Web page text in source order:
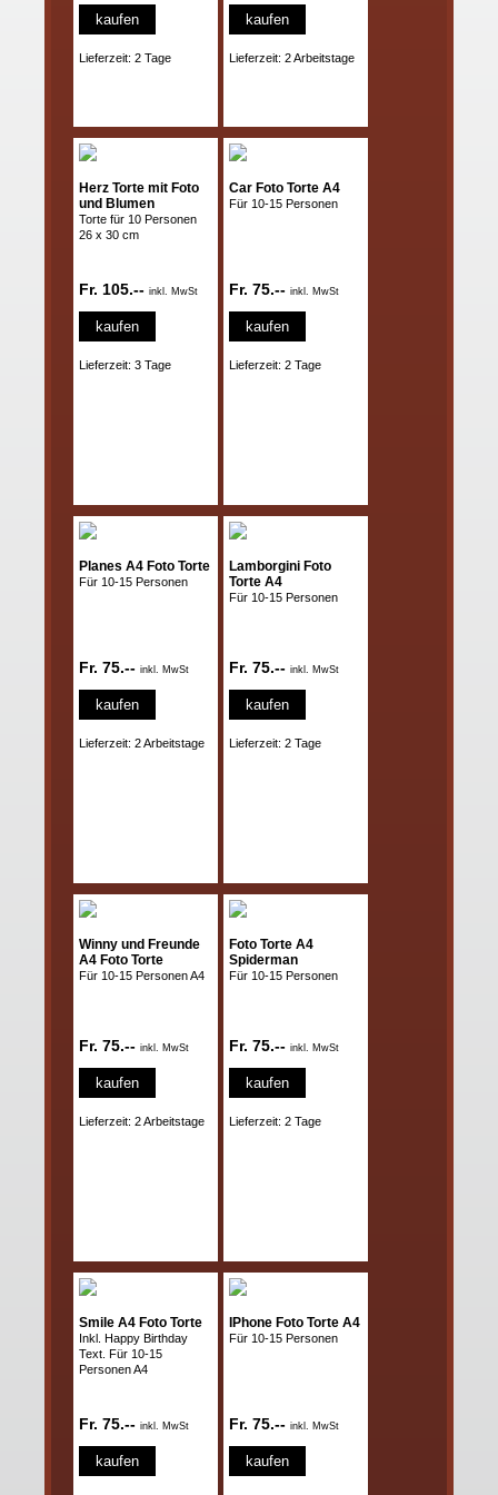
kaufen
Lieferzeit: 2 Tage
kaufen
Lieferzeit: 2 Arbeitstage
Herz Torte mit Foto
und Blumen
Torte für 10 Personen
26 x 30 cm
Fr. 105.-- inkl. MwSt
kaufen
Lieferzeit: 3 Tage
Car Foto Torte A4
Für 10-15 Personen
Fr. 75.-- inkl. MwSt
kaufen
Lieferzeit: 2 Tage
Planes A4 Foto Torte
Für 10-15 Personen
Fr. 75.-- inkl. MwSt
kaufen
Lieferzeit: 2 Arbeitstage
Lamborgini Foto
Torte A4
Für 10-15 Personen
Fr. 75.-- inkl. MwSt
kaufen
Lieferzeit: 2 Tage
Winny und Freunde
A4 Foto Torte
Für 10-15 Personen A4
Fr. 75.-- inkl. MwSt
kaufen
Lieferzeit: 2 Arbeitstage
Foto Torte A4
Spiderman
Für 10-15 Personen
Fr. 75.-- inkl. MwSt
kaufen
Lieferzeit: 2 Tage
Smile A4 Foto Torte
Inkl. Happy Birthday
Text. Für 10-15
Personen A4
Fr. 75.-- inkl. MwSt
kaufen
IPhone Foto Torte A4
Für 10-15 Personen
Fr. 75.-- inkl. MwSt
kaufen